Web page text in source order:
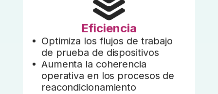
Eficiencia
Optimiza los flujos de trabajo
de prueba de dispositivos
Aumenta la coherencia
operativa en los procesos de
reacondicionamiento